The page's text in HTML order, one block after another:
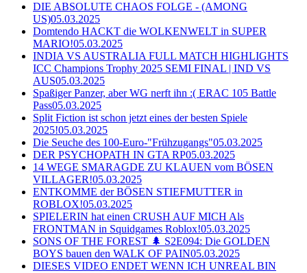
DIE ABSOLUTE CHAOS FOLGE - (AMONG
US)05.03.2025
Domtendo HACKT die WOLKENWELT in SUPER
MARIO!05.03.2025
INDIA VS AUSTRALIA FULL MATCH HIGHLIGHTS
ICC Champions Trophy 2025 SEMI FINAL | IND VS
AUS05.03.2025
Spaßiger Panzer, aber WG nerft ihn :( ERAC 105 Battle
Pass05.03.2025
Split Fiction ist schon jetzt eines der besten Spiele
2025!05.03.2025
Die Seuche des 100-Euro-"Frühzugangs"05.03.2025
DER PSYCHOPATH IN GTA RP05.03.2025
14 WEGE SMARAGDE ZU KLAUEN vom BÖSEN
VILLAGER!05.03.2025
ENTKOMME der BÖSEN STIEFMUTTER in
ROBLOX!05.03.2025
SPIELERIN hat einen CRUSH AUF MICH Als
FRONTMAN in Squidgames Roblox!05.03.2025
SONS OF THE FOREST 🌲 S2E094: Die GOLDEN
BOYS bauen den WALK OF PAIN05.03.2025
DIESES VIDEO ENDET WENN ICH UNREAL BIN